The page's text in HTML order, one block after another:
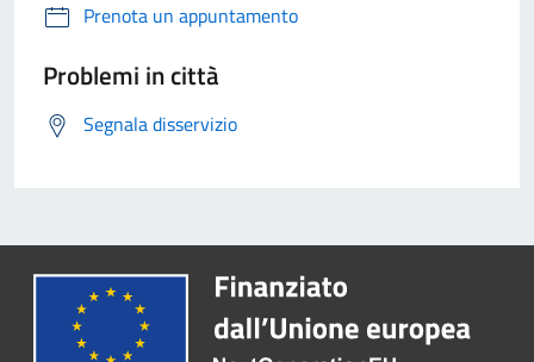
Prenota un appuntamento
Problemi in città
Segnala disservizio